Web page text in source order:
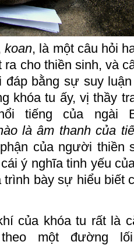
koan, là một câu hỏi
ra cho thiền sinh, và
đáp bằng sự suy
khóa tu ấy, vị thầy
tiếng của ngài
là âm thanh của
của người thiền
ý nghĩa tinh yếu
trình bày sự hiểu biết
của khóa tu rất là
theomột đường lối